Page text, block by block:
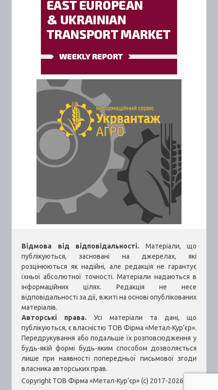
Відмова від відповідальності. Матеріали, що
публікуються, засновані на джерелах, які
розцінюються як надійні, але редакція не гарантує
їхньої абсолютної точності. Матеріали надаються в
інформаційних цілях. Редакція не несе
відповідальності за дії, вжиті на основі опублікованих
матеріалів.
Авторські права. Усі матеріали та дані, що
публікуються, є власністю ТОВ Фірма «Метал-Кур’єр».
Передрукування або подальше їх розповсюдження у
будь-якій формі будь-яким способом дозволяється
лише при наявності попередньої письмової згоди
власника авторських прав.
Copyright ТОВ Фірма «Метал-Кур’єр» (c) 2017-2026